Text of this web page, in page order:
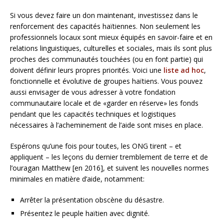
Si vous devez faire un don maintenant, investissez dans le
renforcement des capacités haïtiennes. Non seulement les
professionnels locaux sont mieux équipés en savoir-faire et en
relations linguistiques, culturelles et sociales, mais ils sont plus
proches des communautés touchées (ou en font partie) qui
doivent définir leurs propres priorités. Voici une liste ad hoc,
fonctionnelle et évolutive de groupes haïtiens. Vous pouvez
aussi envisager de vous adresser à votre fondation
communautaire locale et de «garder en réserve» les fonds
pendant que les capacités techniques et logistiques
nécessaires à l’acheminement de l’aide sont mises en place.
Espérons qu’une fois pour toutes, les ONG tirent – et
appliquent – les leçons du dernier tremblement de terre et de
l’ouragan Matthew [en 2016], et suivent les nouvelles normes
minimales en matière d’aide, notamment:
Arrêter la présentation obscène du désastre.
Présentez le peuple haïtien avec dignité.